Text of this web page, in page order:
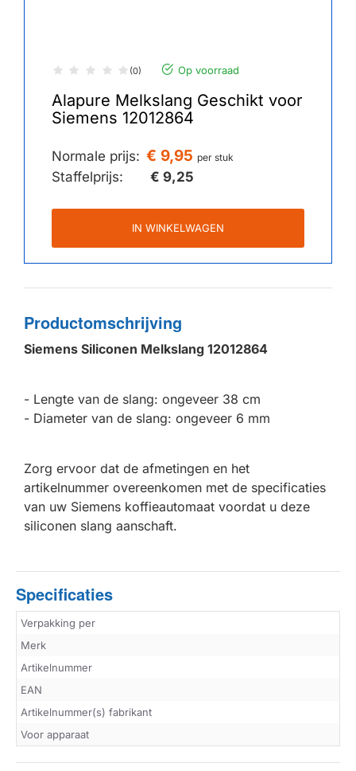
(0) Op voorraad
Alapure Melkslang Geschikt voor
Siemens 12012864
Normale prijs: € 9,95 per stuk
Staffelprijs: € 9,25
IN WINKELWAGEN
Productomschrijving
Siemens Siliconen Melkslang 12012864
- Lengte van de slang: ongeveer 38 cm
- Diameter van de slang: ongeveer 6 mm
Zorg ervoor dat de afmetingen en het
artikelnummer overeenkomen met de specificaties
van uw Siemens koffieautomaat voordat u deze
siliconen slang aanschaft.
Specificaties
Verpakking per
Merk
Artikelnummer
EAN
Artikelnummer(s) fabrikant
Voor apparaat